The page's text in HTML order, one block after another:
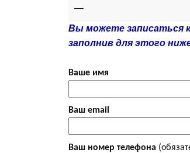
—
Вы можете записаться
заполнив для этого
Ваше имя
Ваш email
Ваш номер телефона